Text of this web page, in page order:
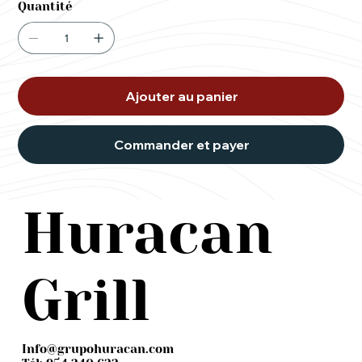
Quantité
Ajouter au panier
Commander et payer
Huracan
Grill
Info@grupohuracan.com